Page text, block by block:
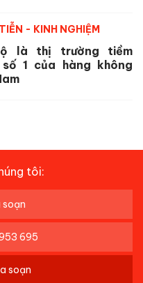
- KINH NGHIỆM
là thị trường tiềm
1 của hàng không
tôi:
soạn
695
soạn